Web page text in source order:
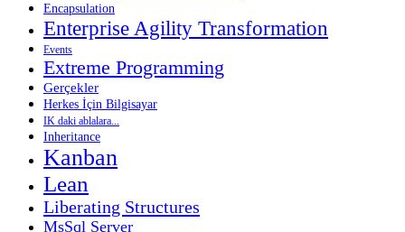
Encapsulation
Enterprise Agility Transformation
Events
Extreme Programming
Gerçekler
Herkes İçin Bilgisayar
IK daki ablalara...
Inheritance
Kanban
Lean
Liberating Structures
MsSql Server